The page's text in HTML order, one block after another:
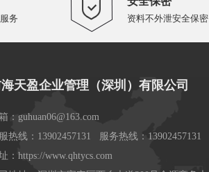
务 资料不外泄安全保密
天盈企业管理（深圳）有限公司
：guhuan06@163.com
热线：13902457131 服务热线：13902457131
：https://www.qhtycs.com